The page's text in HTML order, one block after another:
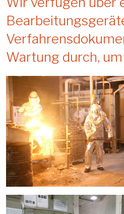
Wartung durch,